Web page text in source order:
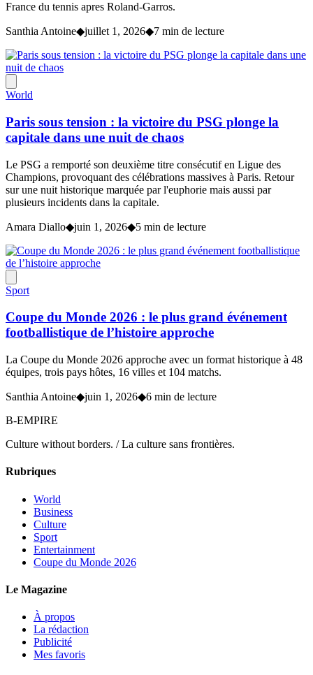
France du tennis apres Roland-Garros.
Santhia Antoine◆juillet 1, 2026◆7 min de lecture
World
Paris sous tension : la victoire du PSG plonge la
capitale dans une nuit de chaos
Le PSG a remporté son deuxième titre consécutif en Ligue des
Champions, provoquant des célébrations massives à Paris. Retour
sur une nuit historique marquée par l'euphorie mais aussi par
plusieurs incidents dans la capitale.
Amara Diallo◆juin 1, 2026◆5 min de lecture
Sport
Coupe du Monde 2026 : le plus grand événement
footballistique de l’histoire approche
La Coupe du Monde 2026 approche avec un format historique à 48
équipes, trois pays hôtes, 16 villes et 104 matchs.
Santhia Antoine◆juin 1, 2026◆6 min de lecture
B-EMPIRE
Culture without borders. / La culture sans frontières.
Rubriques
World
Business
Culture
Sport
Entertainment
Coupe du Monde 2026
Le Magazine
À propos
La rédaction
Publicité
Mes favoris